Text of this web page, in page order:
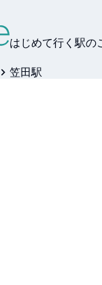
はじめて行く駅の
笠田駅